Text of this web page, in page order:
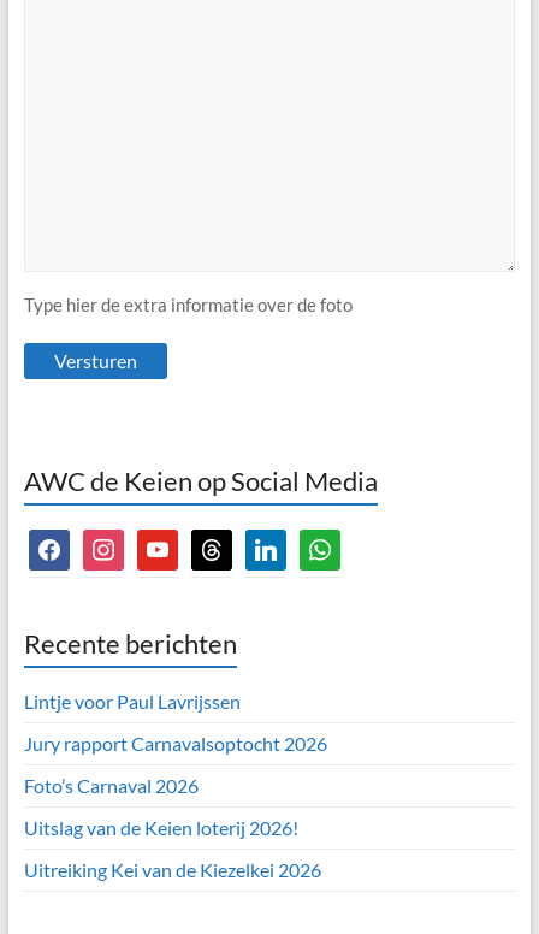
Type hier de extra informatie over de foto
Versturen
AWC de Keien op Social Media
facebookinstagramyoutubethreads linkedinwhatsapp
Recente berichten
Lintje voor Paul Lavrijssen
Jury rapport Carnavalsoptocht 2026
Foto’s Carnaval 2026
Uitslag van de Keien loterij 2026!
Uitreiking Kei van de Kiezelkei 2026